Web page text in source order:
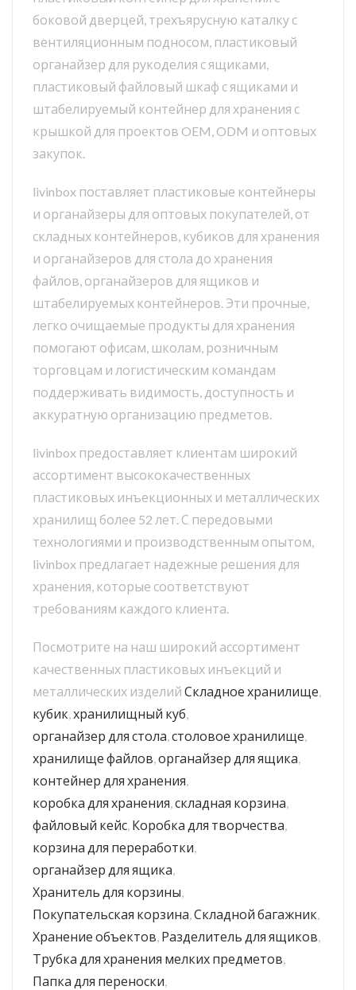
боковой дверцей, трехъярусную каталку с
вентиляционным подносом, пластиковый
органайзер для рукоделия с ящиками,
пластиковый файловый шкаф с ящиками и
штабелируемый контейнер для хранения с
крышкой для проектов OEM, ODM и оптовых
закупок.
livinbox поставляет пластиковые контейнеры
и органайзеры для оптовых покупателей, от
складных контейнеров, кубиков для хранения
и органайзеров для стола до хранения
файлов, органайзеров для ящиков и
штабелируемых контейнеров. Эти прочные,
легко очищаемые продукты для хранения
помогают офисам, школам, розничным
торговцам и логистическим командам
поддерживать видимость, доступность и
аккуратную организацию предметов.
livinbox предоставляет клиентам широкий
ассортимент высококачественных
пластиковых инъекционных и металлических
хранилищ более 52 лет. С передовыми
технологиями и производственным опытом,
livinbox предлагает надежные решения для
хранения, которые соответствуют
требованиям каждого клиента.
Посмотрите на наш широкий ассортимент
качественных пластиковых инъекций и
металлических изделий Складное хранилище
кубик хранилищный куб
органайзер для стола столовое хранилище
хранилище файлов органайзер для ящика
контейнер для хранения
коробка для хранения складная корзина
файловый кейс Коробка для творчества
корзина для переработки
органайзер для ящика
Хранитель для корзины
Покупательская корзина Складной багажник
Хранение объектов Разделитель для ящиков
Трубка для хранения мелких предметов
Папка для переноски